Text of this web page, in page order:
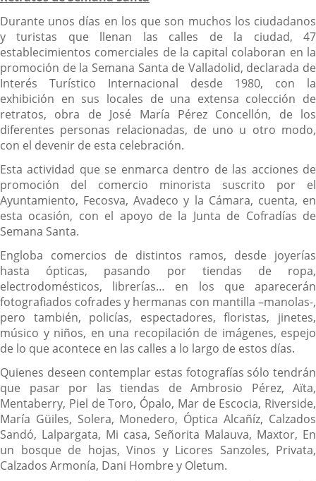
Durante unos días en los que son muchos los ciudadanos
y turistas que llenan las calles de la ciudad, 47
establecimientos comerciales de la capital colaboran en la
promoción de la Semana Santa de Valladolid, declarada de
Interés Turístico Internacional desde 1980, con la
exhibición en sus locales de una extensa colección de
retratos, obra de José María Pérez Concellón, de los
diferentes personas relacionadas, de uno u otro modo,
con el devenir de esta celebración.
Esta actividad que se enmarca dentro de las acciones de
promoción del comercio minorista suscrito por el
Ayuntamiento, Fecosva, Avadeco y la Cámara, cuenta, en
esta ocasión, con el apoyo de la Junta de Cofradías de
Semana Santa.
Engloba comercios de distintos ramos, desde joyerías
hasta ópticas, pasando por tiendas de ropa,
electrodomésticos, librerías… en los que aparecerán
fotografiados cofrades y hermanas con mantilla –manolas-,
pero también, policías, espectadores, floristas, jinetes,
músico y niños, en una recopilación de imágenes, espejo
de lo que acontece en las calles a lo largo de estos días.
Quienes deseen contemplar estas fotografías sólo tendrán
que pasar por las tiendas de Ambrosio Pérez, Aïta,
Mentaberry, Piel de Toro, Ópalo, Mar de Escocia, Riverside,
María Güiles, Solera, Monedero, Óptica Alcañíz, Calzados
Sandó, Lalpargata, Mi casa, Señorita Malauva, Maxtor, En
un bosque de hojas, Vinos y Licores Sanzoles, Privata,
Calzados Armonía, Dani Hombre y Oletum.